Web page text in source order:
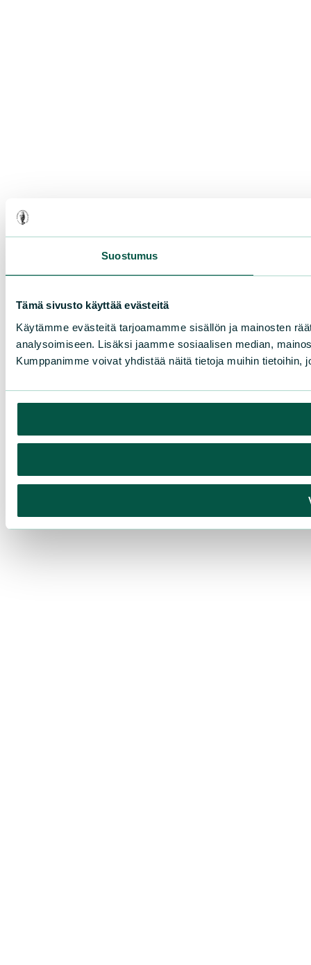
Suostumus
Tämä sivusto käyttää evästeitä
Käytämme evästeitä tarjoamamme sisällön ja mainosten
analysoimiseen. Lisäksi jaamme sosiaalisen median,
Kumppanimme voivat yhdistää näitä tietoja muihin tietoihin,